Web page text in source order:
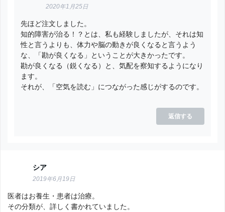
2020年1月25日
先ほど注文しました。
知的障害が治る！？とは、私も経験しましたが、それは知
性と言うよりも、体力や脳の動きが良くなると言うよう
な、「勘が良くなる」ということが大きかったです。
勘が良くなる（鋭くなる）と、気配を察知するようになり
ます。
それが、「空気を読む」につながった感じがするのです。
返信する
シア
2019年6月19日
医者はお養生・患者は治療。
その分類が、詳しく書かれていました。